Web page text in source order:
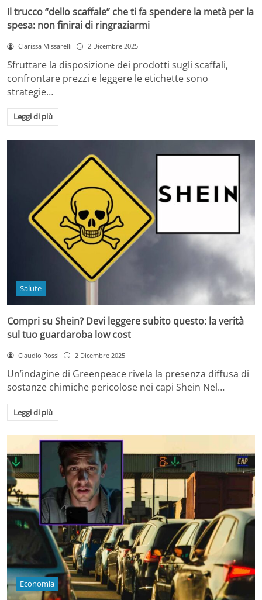
Il trucco “dello scaffale” che ti fa spendere la metà per la
spesa: non finirai di ringraziarmi
Clarissa Missarelli 2 Dicembre 2025
Sfruttare la disposizione dei prodotti sugli scaffali,
confrontare prezzi e leggere le etichette sono
strategie…
Leggi di più
Salute
Compri su Shein? Devi leggere subito questo: la verità
sul tuo guardaroba low cost
Claudio Rossi 2 Dicembre 2025
Un’indagine di Greenpeace rivela la presenza diffusa di
sostanze chimiche pericolose nei capi Shein Nel…
Leggi di più
Economia